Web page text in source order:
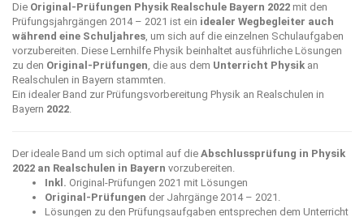
Die Original-Prüfungen Physik Realschule Bayern 2022 mit den
Prüfungsjahrgängen 2014 – 2021 ist ein idealer Wegbegleiter auch
während eine Schuljahres, um sich auf die einzelnen Schulaufgaben
vorzubereiten. Diese Lernhilfe Physik beinhaltet ausführliche Lösungen
zu den Original-Prüfungen, die aus dem Unterricht Physik an
Realschulen in Bayern stammten.
Ein idealer Band zur Prüfungsvorbereitung Physik an Realschulen in
Bayern 2022.
Der ideale Band um sich optimal auf die Abschlussprüfung in Physik
2022 an Realschulen in Bayern vorzubereiten.
Inkl. Original-Prüfungen 2021 mit Lösungen
Original-Prüfungen der Jahrgänge 2014 – 2021.
Lösungen zu den Prüfungsaufgaben entsprechen dem Unterricht